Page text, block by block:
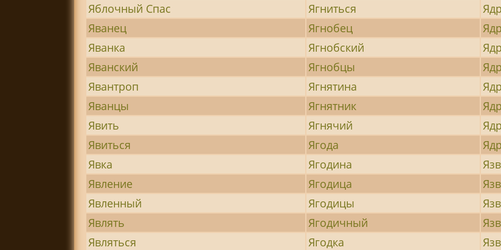
Яблочный Спас
Ягниться
Яванец
Ягнобец
Яванка
Ягнобский
Яванский
Ягнобцы
Явантроп
Ягнятина
Яванцы
Ягнятник
Явить
Ягнячий
Явиться
Ягода
Явка
Ягодина
Явление
Ягодица
Явленный
Ягодицы
Являть
Ягодичный
Являться
Ягодка